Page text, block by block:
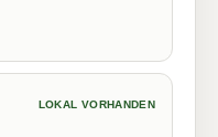
LOKAL VORHANDEN